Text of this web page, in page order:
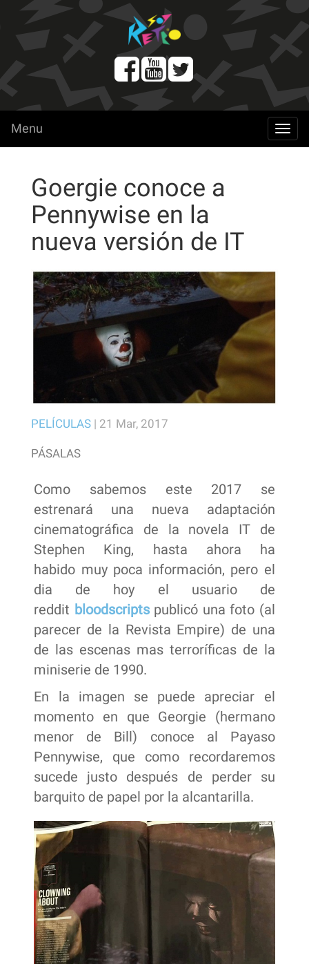
menu
Menu
Goergie conoce a
Pennywise en la
nueva versión de IT
PELÍCULAS | 21 Mar, 2017
PÁSALAS
Como sabemos este 2017 se
estrenará una nueva adaptación
cinematográfica de la novela IT de
Stephen King, hasta ahora ha
habido muy poca información, pero el
dia de hoy el usuario de
reddit bloodscriptspublicó una foto (al
parecer de la Revista Empire) de una
de las escenas mas terroríficas de la
miniserie de 1990.
En la imagen se puede apreciar el
momento en que Georgie (hermano
menor de Bill) conoce al Payaso
Pennywise, que como recordaremos
sucede justo después de perder su
barquito de papel por la alcantarilla.